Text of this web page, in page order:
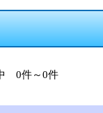
0件～0件